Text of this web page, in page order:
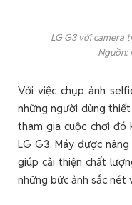
LG G3 với camera
Nguồn:
Với việc chụp ảnh
những người dùng
tham gia cuộc chơi đó
LG G3. Máy được
giúp cải thiện chất
những bức ảnh sắc nét